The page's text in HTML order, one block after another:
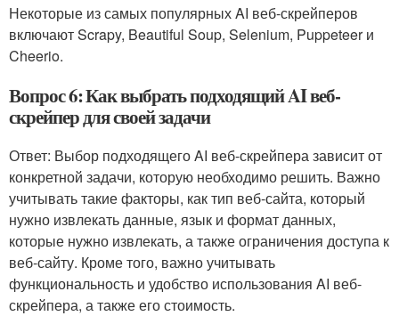
Некоторые из самых популярных AI веб-скрейперов
включают Scrapy, Beautiful Soup, Selenium, Puppeteer и
Cheerio.
Вопрос 6: Как выбрать подходящий AI веб-
скрейпер для своей задачи
Ответ: Выбор подходящего AI веб-скрейпера зависит от
конкретной задачи, которую необходимо решить. Важно
учитывать такие факторы, как тип веб-сайта, который
нужно извлекать данные, язык и формат данных,
которые нужно извлекать, а также ограничения доступа к
веб-сайту. Кроме того, важно учитывать
функциональность и удобство использования AI веб-
скрейпера, а также его стоимость.